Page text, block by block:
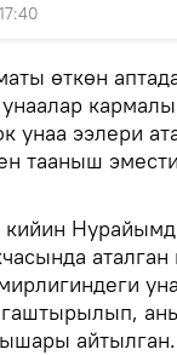
өткөн
унаа ээлери
тааныш
кийин
айтылган.